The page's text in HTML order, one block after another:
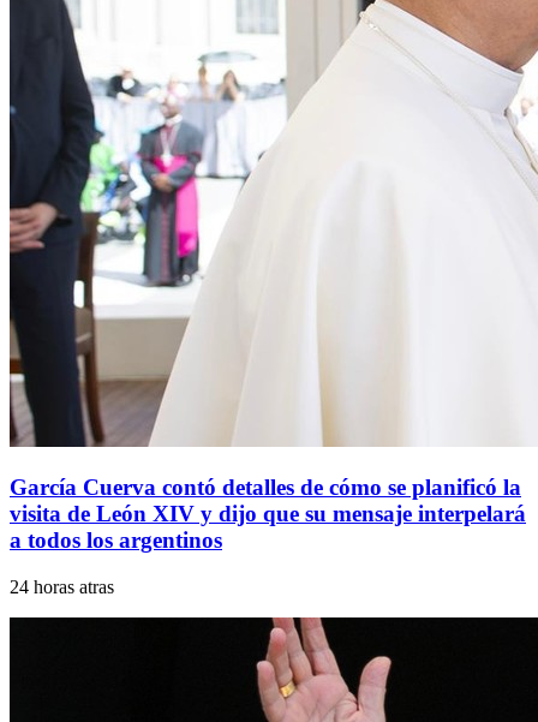
García Cuerva contó detalles de cómo se planificó la
visita de León XIV y dijo que su mensaje interpelará
a todos los argentinos
24 horas atras